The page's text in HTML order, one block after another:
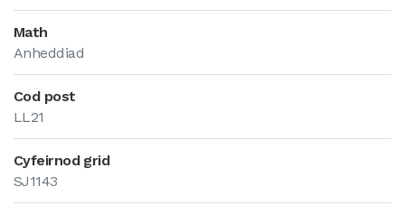
Math
Anheddiad
Cod post
LL21
Cyfeirnod grid
SJ1143